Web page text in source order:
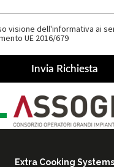
visione dell'informativa ai
UE 2016/679
Extra Cooking Systems